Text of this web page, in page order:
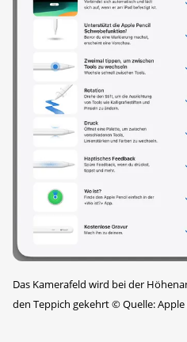
Das Kamerafeld wird bei der
den Teppich gekehrt©Quelle: Apple